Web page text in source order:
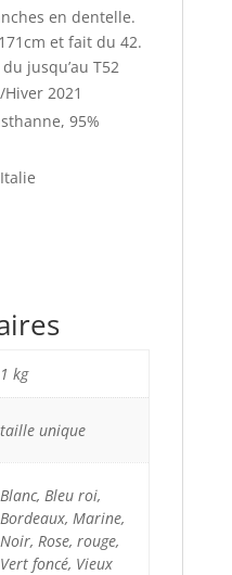
en dentelle.
et fait du 42.
jusqu’au T52
2021
95%
Italie
1 kg
taille unique
Blanc, Bleu roi,
Bordeaux, Marine,
Noir, Rose, rouge,
Vert foncé, Vieux